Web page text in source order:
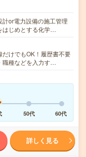
or電力設備の施工管理
はじめとする化学…
けでもOK！履歴書不要
職種などを入力す…
50代 60代
詳しく見る